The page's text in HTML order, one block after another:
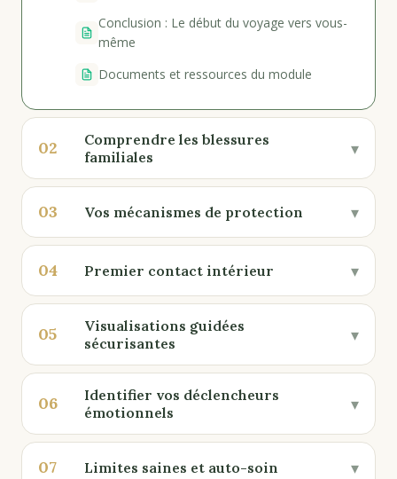
Conclusion : Le début du voyage vers vous-
même
Documents et ressources du module
02
Comprendre les blessures
familiales
▾
03 Vos mécanismes de protection ▾
04 Premier contact intérieur ▾
05
Visualisations guidées
sécurisantes
▾
06
Identifier vos déclencheurs
émotionnels
▾
07 Limites saines et auto-soin ▾